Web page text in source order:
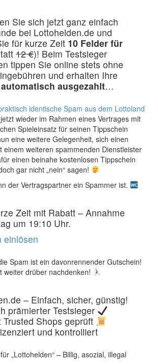
Sie sich jetzt ganz einfach
bei Lottohelden.de und
für kurze Zeit 10 Felder für
12 €)! Beim Testsieger
tippen Sie online stets ohne
und erhalten Ihre
ausgezahlt…
identische Spam aus dem Lottoland
wieder im Rahmen eines Vertrages mit
Spieleinsatz für seinen Tippschein
eine weitere Gelegenheit, sich einen
einem weiteren spammenden Dienstleister
einen beinahe kostenlosen Tippschein
gar nicht „nein“ sagen!
der Vertragspartner ein Spammer ist.
Zeit mit Rabatt – Annahme
um 19:10 Uhr.
einlösen
Spam ist ein davonrennender Gutschein!
weiter drüber nachdenken!
– Einfach, sicher, günstig!
prämierter Testsieger
Trusted Shops geprüft
und kontrolliert
„Lottohelden“ – Billig, asozial, illegal